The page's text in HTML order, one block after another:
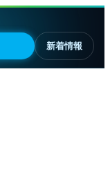
新着情報